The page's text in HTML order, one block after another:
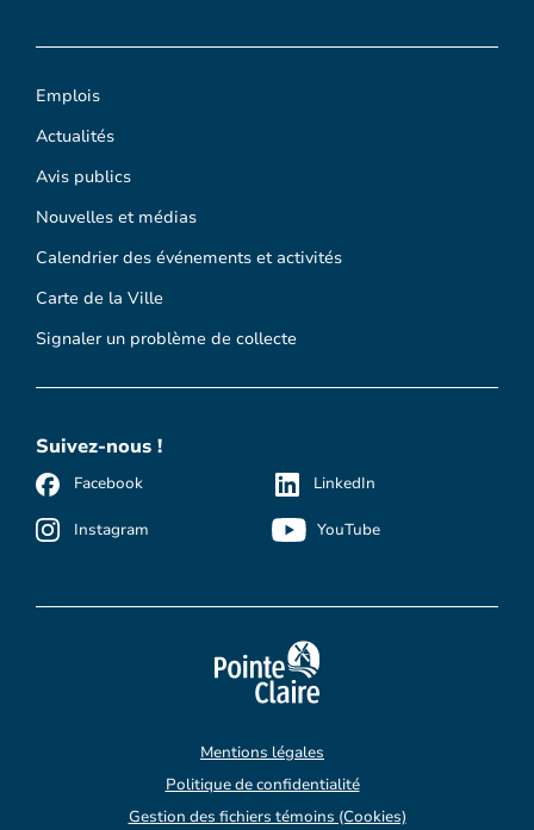
Emplois
Actualités
Avis publics
Nouvelles et médias
Calendrier des événements et activités
Carte de la Ville
Signaler un problème de collecte
Suivez-nous !
Facebook
Instagram
LinkedIn
YouTube
Mentions légales
Politique de confidentialité
Gestion des fichiers témoins (Cookies)